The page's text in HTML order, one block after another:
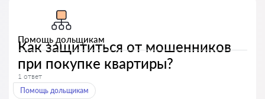
Помощь дольщикам
Как защититься от мошенников
при покупке квартиры?
1 ответ
Помощь дольщикам